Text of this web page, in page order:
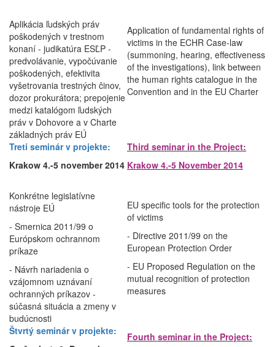
Aplikácia ľudských práv
poškodených v trestnom
konaní - judikatúra ESĽP -
predvolávanie, vypočúvanie
poškodených, efektivita
vyšetrovania trestných činov,
dozor prokurátora; prepojenie
medzi katalógom ľudských
práv v Dohovore a v Charte
základných práv EÚ
Application of fundamental rights of
victims in the ECHR Case-law
(summoning, hearing, effectiveness
of the investigations), link between
the human rights catalogue in the
Convention and in the EU Charter
Tretí seminár v projekte:
Krakow 4.-5 november 2014
Third seminar in the Project:
Krakow 4.-5 November 2014
Konkrétne legislatívne
nástroje EÚ
- Smernica 2011/99 o
Európskom ochrannom
príkaze
- Návrh nariadenia o
vzájomnom uznávaní
ochranných príkazov -
súčasná situácia a zmeny v
budúcnosti
EU specific tools for the protection
of victims
- Directive 2011/99 on the
European Protection Order
- EU Proposed Regulation on the
mutual recognition of protection
measures
Štvrtý seminár v projekte:
Fourth seminar in the Project: